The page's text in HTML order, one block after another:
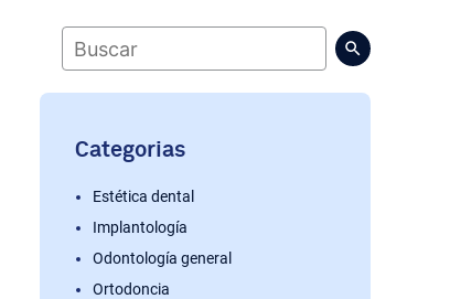
Categorias
Estética dental
Implantología
Odontología general
Ortodoncia